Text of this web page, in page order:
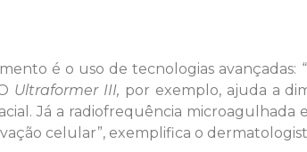
é o uso de tecnologias avançadas:
Ultraformer III, por exemplo, ajuda a
Já a radiofrequência microagulhada
celular”, exemplifica o